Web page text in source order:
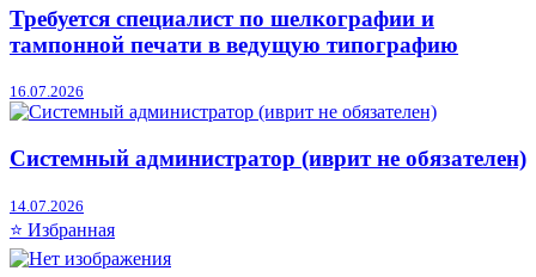
Требуется специалист по шелкографии и
тампонной печати в ведущую типографию
16.07.2026
Системный администратор (иврит не обязателен)
14.07.2026
⭐ Избранная